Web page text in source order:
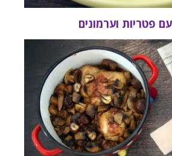
פטריות וערמונים